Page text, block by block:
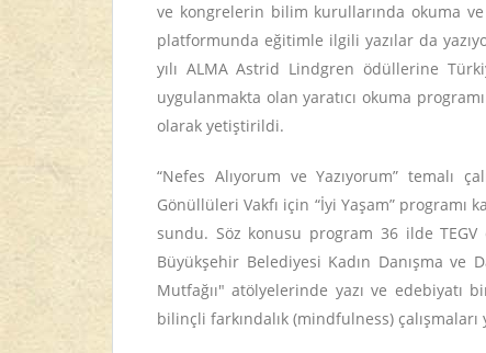
ve kongrelerin bilim kurullarında okuma
platformunda eğitimle ilgili yazılar da
yılı ALMA Astrid Lindgren ödüllerine
uygulanmakta olan yaratıcı okuma
olarak yetiştirildi.
“Nefes Alıyorum ve Yazıyorum” temalı
Gönüllüleri Vakfı için “İyi Yaşam” programı
sundu. Söz konusu program 36 ilde TEGV
Büyükşehir Belediyesi Kadın Danışma ve
Mutfağıı" atölyelerinde yazı ve edebiyatı
bilinçli farkındalık (mindfulness) çalışmaları